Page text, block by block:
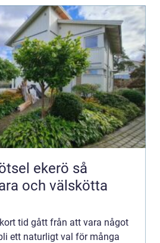
ekerö så
och välskötta
tid gått från att vara något
ett naturligt val för många